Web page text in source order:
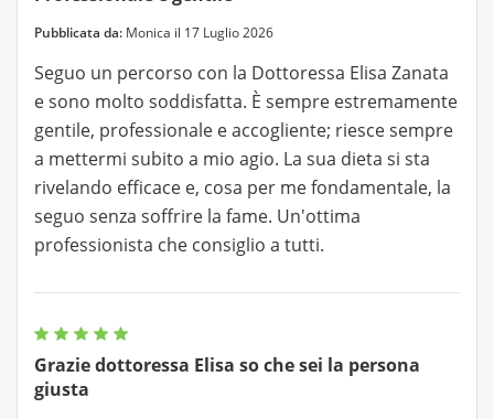
Pubblicata da: Monica il 17 Luglio 2026
Seguo un percorso con la Dottoressa Elisa Zanata
e sono molto soddisfatta. È sempre estremamente
gentile, professionale e accogliente; riesce sempre
a mettermi subito a mio agio. La sua dieta si sta
rivelando efficace e, cosa per me fondamentale, la
seguo senza soffrire la fame. Un'ottima
professionista che consiglio a tutti.
Grazie dottoressa Elisa so che sei la persona
giusta